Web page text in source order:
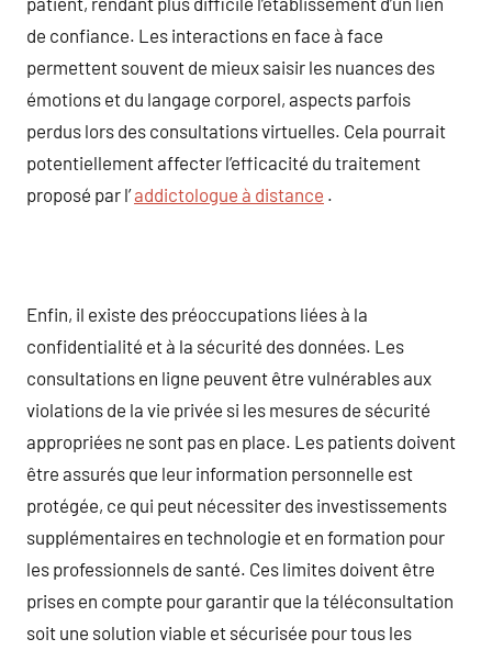
de confiance. Les interactions en face à face
permettent souvent de mieux saisir les nuances des
émotions et du langage corporel, aspects parfois
perdus lors des consultations virtuelles. Cela pourrait
potentiellement affecter l’efficacité du traitement
proposé par l’addictologue à distance .
Enfin, il existe des préoccupations liées à la
confidentialité et à la sécurité des données. Les
consultations en ligne peuvent être vulnérables aux
violations de la vie privée si les mesures de sécurité
appropriées ne sont pas en place. Les patients doivent
être assurés que leur information personnelle est
protégée, ce qui peut nécessiter des investissements
supplémentaires en technologie et en formation pour
les professionnels de santé. Ces limites doivent être
prises en compte pour garantir que la téléconsultation
soit une solution viable et sécurisée pour tous les